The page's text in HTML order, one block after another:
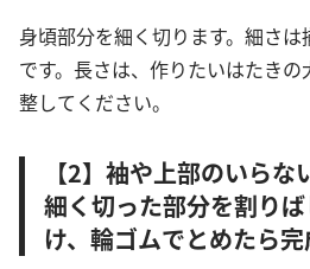
身頃部分を細く切ります。細さ
です。長さは、作りたいはたき
整してください。
【2】袖や上部のいらな
細く切った部分を割り
け、輪ゴムでとめたら